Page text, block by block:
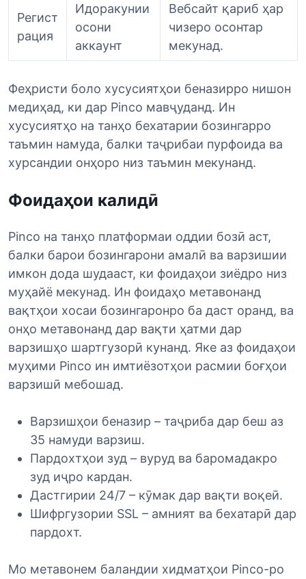
Регист
рация
Идоракунии
осони
аккаунт
Вебсайт қариб ҳар
чизеро осонтар
мекунад.
Феҳристи боло хусусиятҳои беназирро нишон
медиҳад, ки дар Pinco мавҷуданд. Ин
хусусиятҳо на танҳо бехатарии бозингарро
таъмин намуда, балки таҷрибаи пурфоида ва
хурсандии онҳоро низ таъмин мекунанд.
Фоидаҳои калидӣ
Pinco на танҳо платформаи оддии бозӣ аст,
балки барои бозингарони амалӣ ва варзишии
имкон дода шудааст, ки фоидаҳои зиёдро низ
муҳайё мекунад. Ин фоидаҳо метавонанд
вақтҳои хосаи бозингаронро ба даст оранд, ва
онҳо метавонанд дар вақти ҳатми дар
варзишҳо шартгузорӣ кунанд. Яке аз фоидаҳои
муҳими Pinco ин имтиёзотҳои расмии боғҳои
варзишӣ мебошад.
Варзишҳои беназир – таҷриба дар беш аз
35 намуди варзиш.
Пардохтҳои зуд – вуруд ва баромадакро
зуд иҷро кардан.
Дастгирии 24/7 – кӯмак дар вақти воқеӣ.
Шифргузории SSL – амният ва бехатарӣ дар
пардохт.
Мо метавонем баландии хидматҳои Pinco-ро